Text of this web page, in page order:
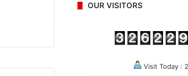
OUR VISITORS
Visit Today :